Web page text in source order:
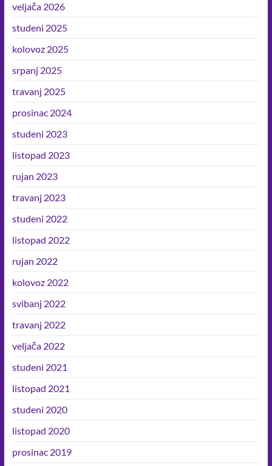
veljača 2026
studeni 2025
kolovoz 2025
srpanj 2025
travanj 2025
prosinac 2024
studeni 2023
listopad 2023
rujan 2023
travanj 2023
studeni 2022
listopad 2022
rujan 2022
kolovoz 2022
svibanj 2022
travanj 2022
veljača 2022
studeni 2021
listopad 2021
studeni 2020
listopad 2020
prosinac 2019